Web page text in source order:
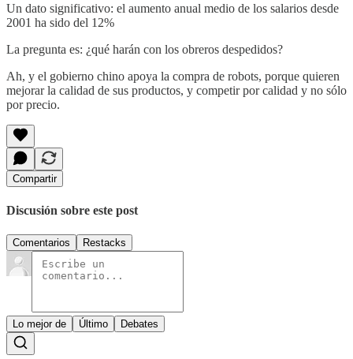
Un dato significativo: el aumento anual medio de los salarios desde
2001 ha sido del 12%
La pregunta es: ¿qué harán con los obreros despedidos?
Ah, y el gobierno chino apoya la compra de robots, porque quieren
mejorar la calidad de sus productos, y competir por calidad y no sólo
por precio.
Compartir
Discusión sobre este post
Comentarios Restacks
Lo mejor de Último Debates